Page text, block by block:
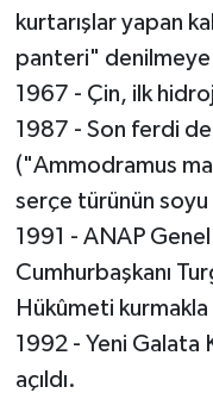
kurtarışlar yapan
panteri" denilmeye
1967 - Çin, ilk
1987 - Son ferdi de
("Ammodramus
serçe türünün
1991 - ANAP Genel
Cumhurbaşkanı
Hükûmeti
1992 - Yeni
açıldı.